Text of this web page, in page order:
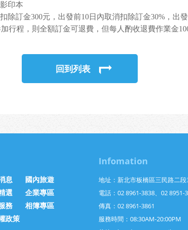
印本
訂金300元，出發前10日內取消扣除訂金30%，出
行程，則全額訂金可退費，但每人酌收退費作業金
回到列表
息
國內旅遊
選
企業專區
務
相簿專區
政策
Infomation
地址：新北市板橋區三民路二
電話：02 8961-3838、02 8951-
傳真：02 8961-3861
服務時間：08:30AM-20:00PM